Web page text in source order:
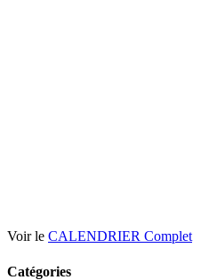
Voir le CALENDRIER Complet
Catégories